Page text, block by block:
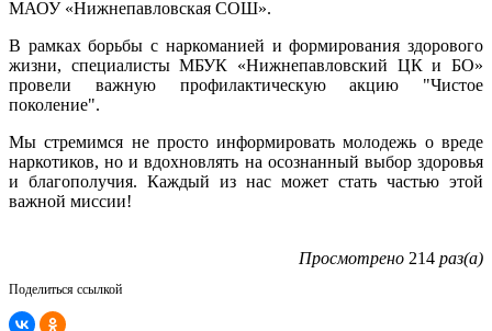
МАОУ «Нижнепавловская СОШ».
В рамках борьбы с наркоманией и формирования здорового
жизни, специалисты МБУК «Нижнепавловский ЦК и БО»
провели важную профилактическую акцию "Чистое
поколение".
Мы стремимся не просто информировать молодежь о вреде
наркотиков, но и вдохновлять на осознанный выбор здоровья
и благополучия. Каждый из нас может стать частью этой
важной миссии!
Просмотрено 214 раз(а)
Поделиться ссылкой